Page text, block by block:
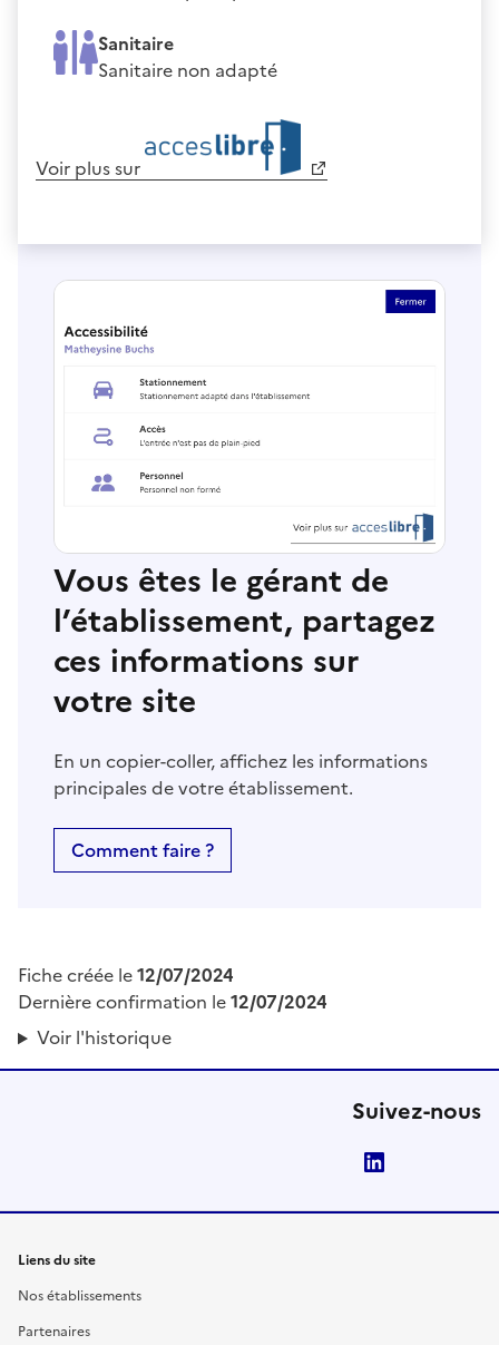
Sanitaire
Sanitaire non adapté
Voir plus sur
Vous êtes le gérant de
l’établissement, partagez
ces informations sur
votre site
En un copier-coller, affichez les informations
principales de votre établissement.
Comment faire ?
Fiche créée le12/07/2024
Dernière confirmation le12/07/2024
Voir l'historique
Suivez-nous
Liens du site
Nos établissements
Partenaires